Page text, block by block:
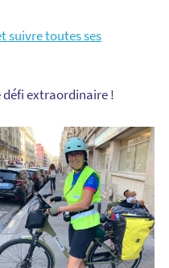
suivre toutes ses
défi extraordinaire !